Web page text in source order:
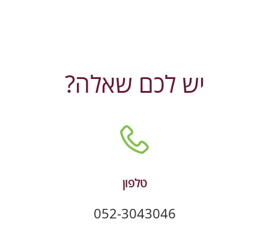
יש לכם שאלה?
טלפון
052-3043046